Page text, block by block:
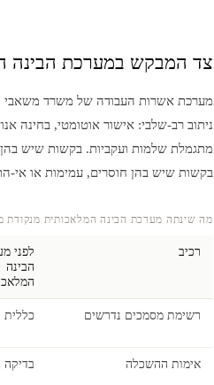
צד המבקש במערכת הבינה
ניתוב רב-שלבי: אישור אוטומטי, בחינה
מתגמלת שלמות ועקביות. בקשות שיש בהן
בקשות שיש בהן חוסרים, עמימות או אי-
מה שינתה מערכת הבינה המלאכותית
רכיב
לפני
הבינה
רשימת מסמכים נדרשים כללית
אימות ההשכלה בדיקה